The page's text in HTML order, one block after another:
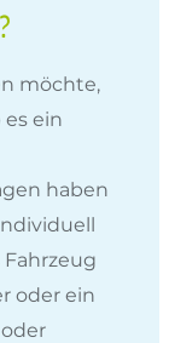
möchte,
ein
haben
oder ein